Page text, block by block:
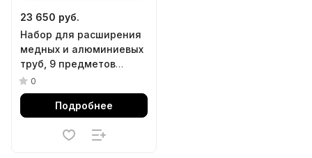
23 650 руб.
Набор для расширения
медных и алюминиевых
труб, 9 предметов
UNISON 7CA0309SUS
0
Подробнее